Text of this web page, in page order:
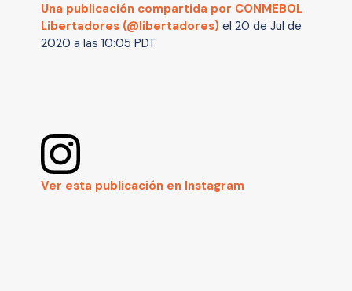
Una publicación compartida por CONMEBOL
Libertadores (@libertadores) el 20 de Jul de
2020 a las 10:05 PDT
Ver esta publicación en Instagram